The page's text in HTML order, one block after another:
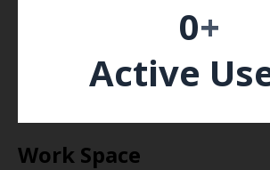
0+
Active
Work Space